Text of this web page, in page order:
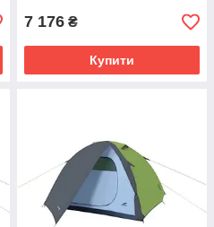
7 176 ₴
Купити